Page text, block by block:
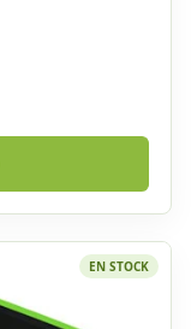
EN STOCK